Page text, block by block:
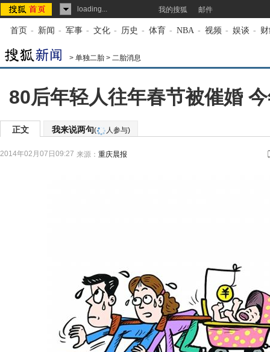
loading... 我的搜狐 邮件
首页 - 新闻 - 军事 - 文化 - 历史 - 体育 - NBA - 视频 - 娱谈 -
> 单独二胎 > 二胎消息
80后年轻人往年春节被催婚
正文 我来说两句( 人参与)
2014年02月07日09:27 来源： 重庆晨报